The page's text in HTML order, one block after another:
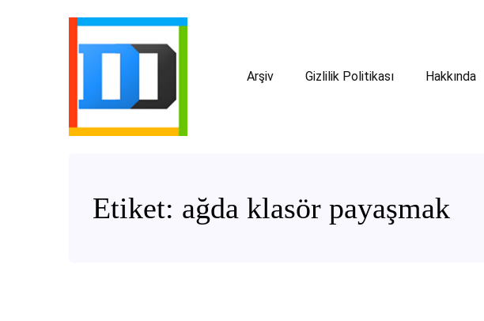
Arşiv Gizlilik Politikası Hakkında
Etiket: ağda klasör payaşmak